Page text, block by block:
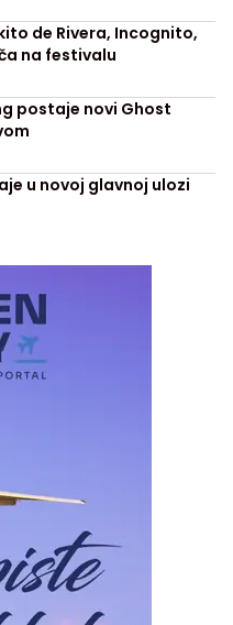
de Rivera, Incognito,
na festivalu
postaje novi Ghost
u novoj glavnoj ulozi